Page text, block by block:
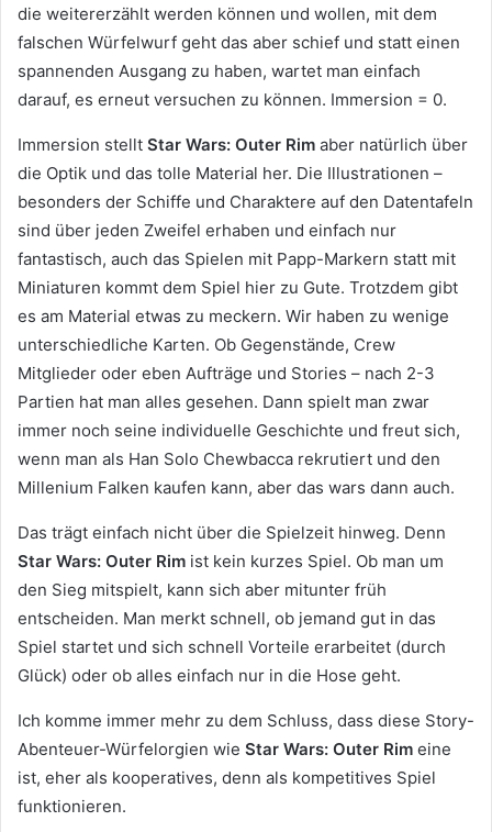
die weitererzählt werden können und wollen, mit dem
falschen Würfelwurf geht das aber schief und statt einen
spannenden Ausgang zu haben, wartet man einfach
darauf, es erneut versuchen zu können. Immersion = 0.
Immersion stellt Star Wars: Outer Rim aber natürlich über
die Optik und das tolle Material her. Die Illustrationen –
besonders der Schiffe und Charaktere auf den Datentafeln
sind über jeden Zweifel erhaben und einfach nur
fantastisch, auch das Spielen mit Papp-Markern statt mit
Miniaturen kommt dem Spiel hier zu Gute. Trotzdem gibt
es am Material etwas zu meckern. Wir haben zu wenige
unterschiedliche Karten. Ob Gegenstände, Crew
Mitglieder oder eben Aufträge und Stories – nach 2-3
Partien hat man alles gesehen. Dann spielt man zwar
immer noch seine individuelle Geschichte und freut sich,
wenn man als Han Solo Chewbacca rekrutiert und den
Millenium Falken kaufen kann, aber das wars dann auch.
Das trägt einfach nicht über die Spielzeit hinweg. Denn
Star Wars: Outer Rim ist kein kurzes Spiel. Ob man um
den Sieg mitspielt, kann sich aber mitunter früh
entscheiden. Man merkt schnell, ob jemand gut in das
Spiel startet und sich schnell Vorteile erarbeitet (durch
Glück) oder ob alles einfach nur in die Hose geht.
Ich komme immer mehr zu dem Schluss, dass diese Story-
Abenteuer-Würfelorgien wie Star Wars: Outer Rim eine
ist, eher als kooperatives, denn als kompetitives Spiel
funktionieren.